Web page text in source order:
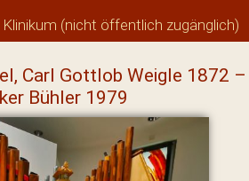
(nicht öffentlich zugänglich)
Carl Gottlob Weigle 1872 –
Bühler 1979